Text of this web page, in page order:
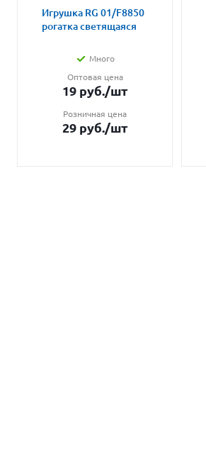
Игрушка RG 01/F8850
рогатка светящаяся
Много
Оптовая цена
19 руб./шт
Розничная цена
29 руб./шт